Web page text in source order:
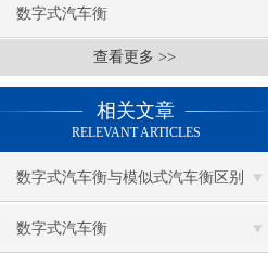
数字式汽车衡
查看更多 >>
相关文章
RELEVANT ARTICLES
数字式汽车衡与模似式汽车衡区别
数字式汽车衡